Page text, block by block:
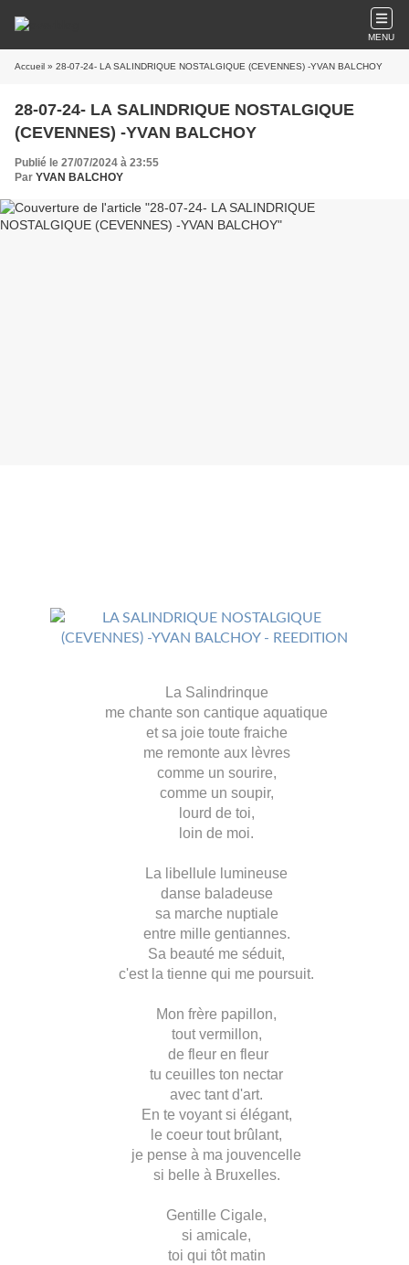
MENU
Accueil » 28-07-24- LA SALINDRIQUE NOSTALGIQUE (CEVENNES) -YVAN BALCHOY
28-07-24- LA SALINDRIQUE NOSTALGIQUE
(CEVENNES) -YVAN BALCHOY
Publié le 27/07/2024 à 23:55
Par YVAN BALCHOY
La Salindrinque
me chante son cantique aquatique
et sa joie toute fraiche
me remonte aux lèvres
comme un sourire,
comme un soupir,
lourd de toi,
loin de moi.
La libellule lumineuse
danse baladeuse
sa marche nuptiale
entre mille gentiannes.
Sa beauté me séduit,
c'est la tienne qui me poursuit.
Mon frère papillon,
tout vermillon,
de fleur en fleur
tu ceuilles ton nectar
avec tant d'art.
En te voyant si élégant,
le coeur tout brûlant,
je pense à ma jouvencelle
si belle à Bruxelles.
Gentille Cigale,
si amicale,
toi qui tôt matin